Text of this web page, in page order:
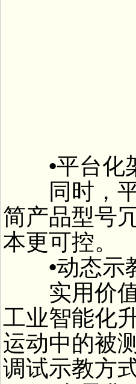
•平台化
同时，平
简产品型号
本更可控。
•动态示
实用价值
工业智能化
运动中的被
调试示教方